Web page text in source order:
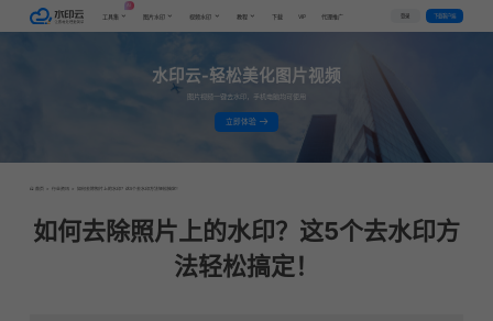
工具集
AI
图片水印 视频水印 教程 下载 VIP 代理推广 登录 下载客户端
水印云-轻松美化图片视频
图片视频一键去水印，手机电脑均可使用
立即体验
首页 > 行业资讯 > 如何去除照片上的水印？这5个去水印方法轻松搞定！
如何去除照片上的水印？这5个去水印方
法轻松搞定！